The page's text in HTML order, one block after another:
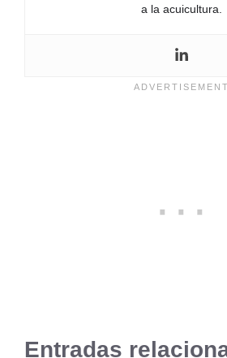
a la acuicultura.
Entradas